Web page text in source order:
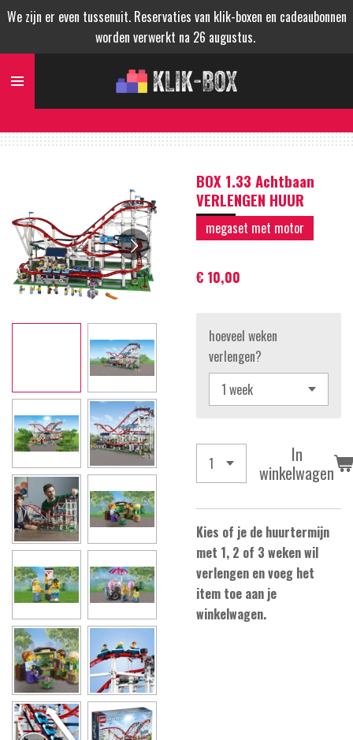
Ga
naar
de
We zijn er even tussenuit. Reservaties van klik-boxen en cadeaubonnen
worden verwerkt na 26 augustus.
BOX 1.33 Achtbaan
VERLENGEN HUUR
megaset met motor
€ 10,00
hoeveel weken
verlengen?
In
winkelwagen
Kies of je de huurtermijn
met 1, 2 of 3 weken wil
verlengen en voeg het
item toe aan je
winkelwagen.